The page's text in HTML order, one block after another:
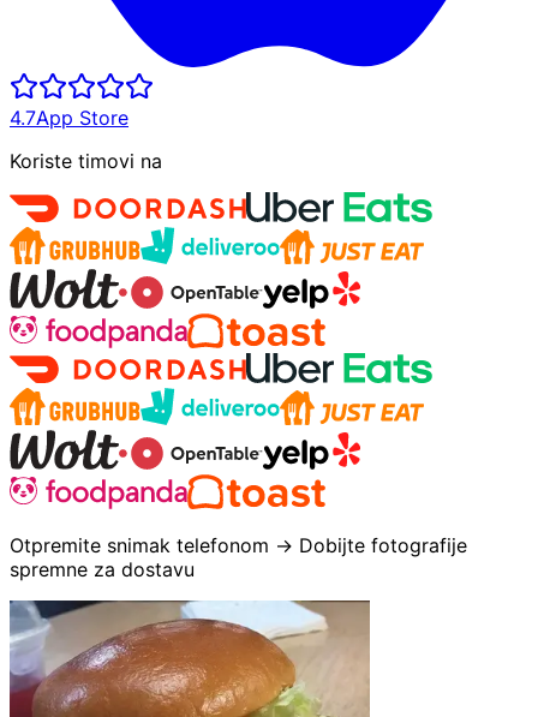
4.7App Store
Koriste timovi na
Otpremite snimak telefonom → Dobijte fotografije
spremne za dostavu